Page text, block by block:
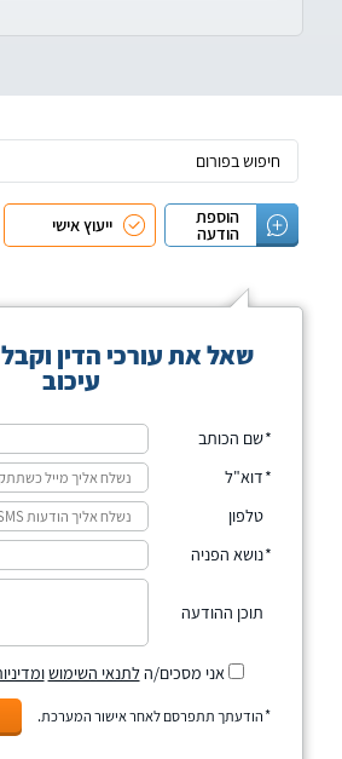
הוספת
הודעה ייעוץ אישי
שאל את עורכי הדין
עיכוב
שם הכותב
דוא"ל
טלפון
נושא הפניה
תוכן ההודעה
אני מסכים/הלתנאי השימוש
הודעתך תתפרסם לאחר אישור המערכת.